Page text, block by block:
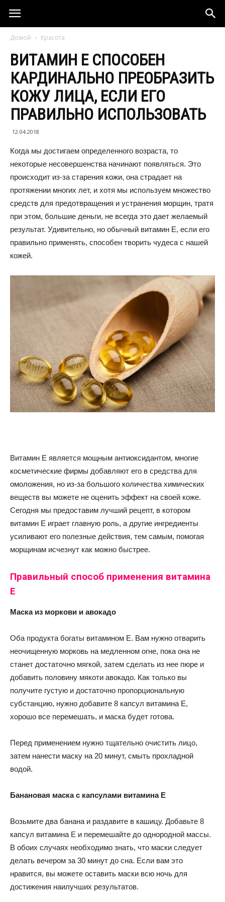
Домой Красота
ВИТАМИН Е СПОСОБЕН
КАРДИНАЛЬНО ПРЕОБРАЗИТЬ
КОЖУ ЛИЦА, ЕСЛИ ЕГО
ПРАВИЛЬНО ИСПОЛЬЗОВАТЬ
12.04.2018
Когда мы достигаем определенного возраста, то
некоторые несовершенства начинают появляться. Это
происходит из-за старения кожи, она страдает на
протяжении многих лет, и хотя мы используем множество
средств для предотвращения и устранения морщин, тратя
при этом, большие деньги, не всегда это дает желаемый
результат. Удивительно, но обычный витамин Е, если его
правильно применять, способен творить чудеса с нашей
кожей.
Витамин Е является мощным антиоксидантом, многие
косметические фирмы добавляют его в средства для
омоложения, но из-за большого количества химических
веществ вы можете не оценить эффект на своей коже.
Сегодня мы предоставим лучший рецепт, в котором
витамин Е играет главную роль, а другие ингредиенты
усиливают его полезные действия, тем самым, помогая
морщинам исчезнут как можно быстрее.
Правильный способ применения витамина
Е
Маска из моркови и авокадо
Оба продукта богаты витамином Е. Вам нужно отварить
неочищенную морковь на медленном огне, пока она не
станет достаточно мягкой, затем сделать из нее пюре и
добавить половину мякоти авокадо. Как только вы
получите густую и достаточно пропорциональную
субстанцию, нужно добавите 8 капсул витамина Е,
хорошо все перемешать, и маска будет готова.
Перед применением нужно тщательно очистить лицо,
затем нанести маску на 20 минут, смыть прохладной
водой.
Банановая маска с капсулами витамина Е
Возьмите два банана и раздавите в кашицу. Добавьте 8
капсул витамина Е и перемешайте до однородной массы.
В обоих случаях необходимо знать, что маски следует
делать вечером за 30 минут до сна. Если вам это
нравится, вы можете оставить маски всю ночь для
достижения наилучших результатов.